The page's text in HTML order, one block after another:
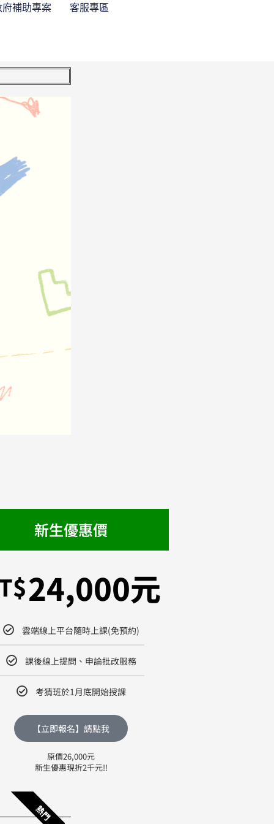
補助專案 客服專區
新生優惠價
24,000元
雲端線上平台隨時上課(免預約)
課後線上提問、申論批改服務
考猜班於1月底開始授課
【立即報名】請點我
原價26,000元
新生優惠現折2千元!!
熱門